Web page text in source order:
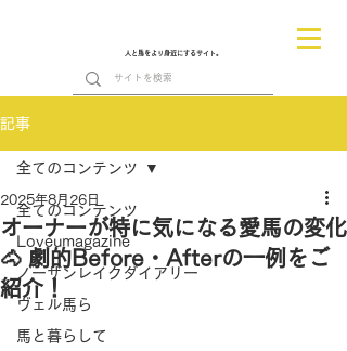
人と馬をより身近にするサイト。
記事
全てのコンテンツ
Loveumagazine
ノーザンレイクダイアリー
ヴェル馬ら
馬と暮らして
全てのコンテンツ
オーナーが特に気になる愛馬の変化
🐴 劇的Before・Afterの一例をご
紹介！
2025年8月26日